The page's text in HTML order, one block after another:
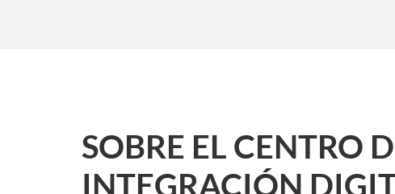
SOBRE EL CENTRO
INTEGRACIÓN